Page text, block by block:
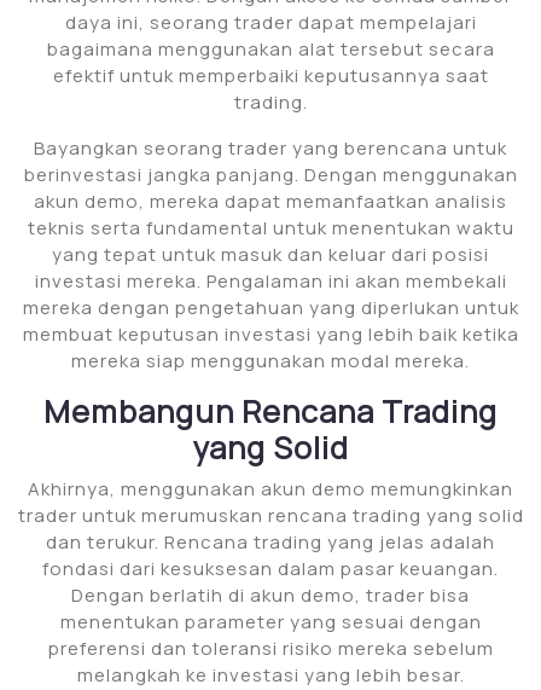
daya ini, seorang trader dapat mempelajari
bagaimana menggunakan alat tersebut secara
efektif untuk memperbaiki keputusannya saat
trading.
Bayangkan seorang trader yang berencana untuk
berinvestasi jangka panjang. Dengan menggunakan
akun demo, mereka dapat memanfaatkan analisis
teknis serta fundamental untuk menentukan waktu
yang tepat untuk masuk dan keluar dari posisi
investasi mereka. Pengalaman ini akan membekali
mereka dengan pengetahuan yang diperlukan untuk
membuat keputusan investasi yang lebih baik ketika
mereka siap menggunakan modal mereka.
Membangun Rencana Trading
yang Solid
Akhirnya, menggunakan akun demo memungkinkan
trader untuk merumuskan rencana trading yang solid
dan terukur. Rencana trading yang jelas adalah
fondasi dari kesuksesan dalam pasar keuangan.
Dengan berlatih di akun demo, trader bisa
menentukan parameter yang sesuai dengan
preferensi dan toleransi risiko mereka sebelum
melangkah ke investasi yang lebih besar.